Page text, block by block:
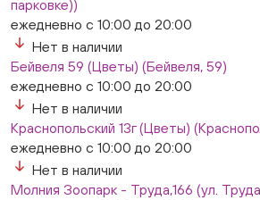
парковке))
ежедневно с 10:00 до 20:00
Нет в наличии
Бейвеля 59 (Цветы) (Бейвеля, 59)
ежедневно с 10:00 до 20:00
Нет в наличии
Краснопольский 13г (Цветы)
ежедневно с 10:00 до 20:00
Нет в наличии
Молния Зоопарк - Труда,166 (ул.